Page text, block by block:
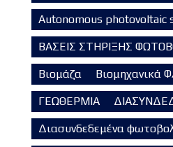
Autonomous photovoltaic
ΒΑΣΕΙΣ ΣΤΗΡΙΞΗΣ
Βιομάζα Βιομηχανικά
ΓΕΩΘΕΡΜΙΑ
Διασυνδεδεμένα